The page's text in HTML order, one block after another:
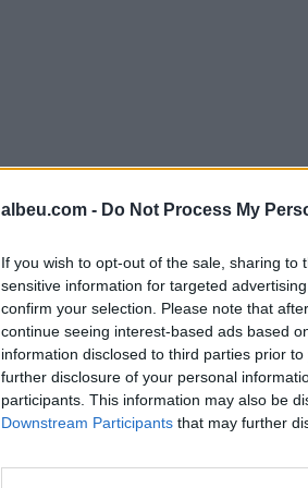
albeu.com - Do Not Process My
If you wish to opt-out of the sale, sharing
sensitive information for targeted
confirm your selection. Please note that
continue seeing interest-based ads based
information disclosed to third parties prior
further disclosure of your personal
participants. This information may also be
Downstream Participants that may further